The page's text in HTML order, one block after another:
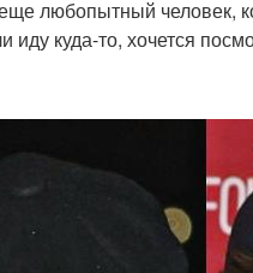
любопытный человек,
куда-то, хочется